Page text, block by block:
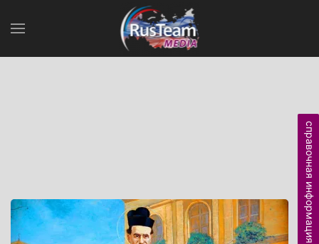
справочная информация